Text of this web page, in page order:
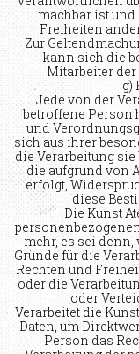
machbar ist
Freiheiten
Zur
kann sich die
Mitarbeiter der
g)
Jede von der
betroffene Person
und
sich aus ihrer
die Verarbeitung
die aufgrund von
erfolgt,
diese
Die Kunst
mehr, es sei
Gründe für die
Rechten und
oder die
oder
Verarbeitet die
Daten, um
Person das